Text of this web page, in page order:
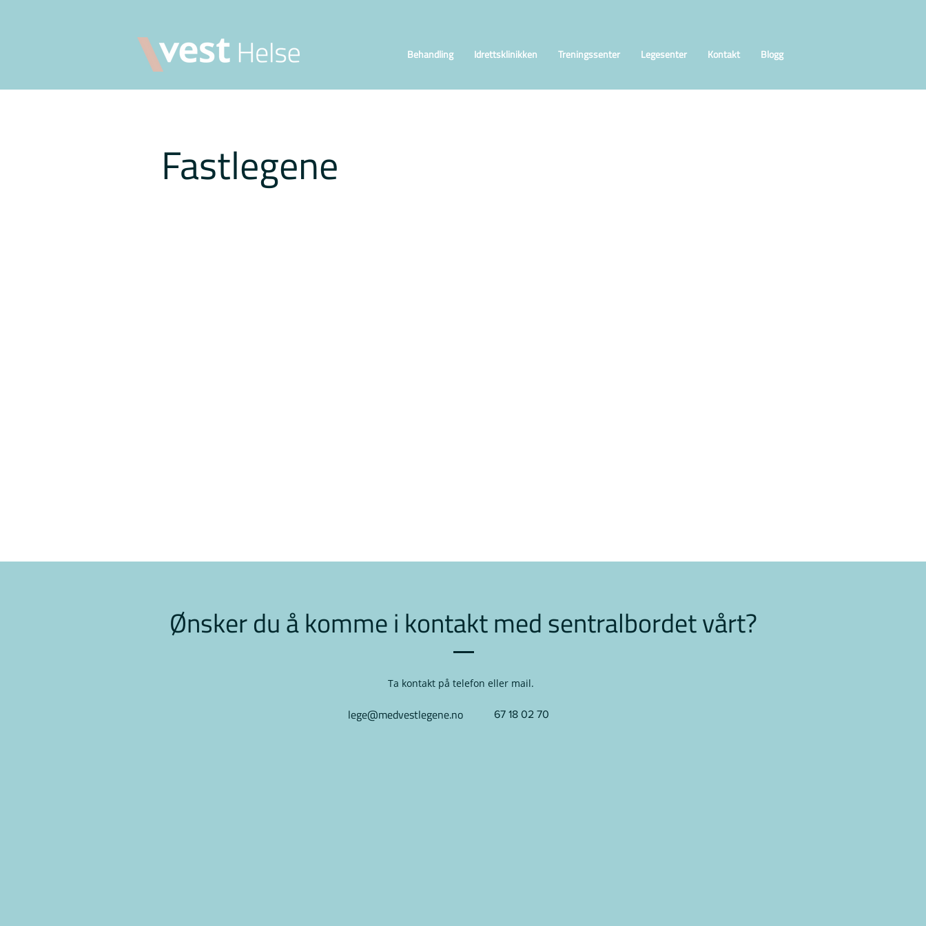
Behandling Idrettsklinikken Treningssenter Legesenter Kontakt Blogg
Fastlegene
Ønsker du å komme i kontakt med sentralbordet vårt?
Ta kontakt på telefon eller mail.
lege@medvestlegene.no 67 18 02 70